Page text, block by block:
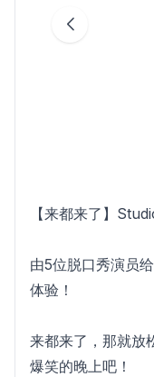
【来都来了】
由5位脱口秀演员
体验！
来都来了，那就放
爆笑的晚上吧！